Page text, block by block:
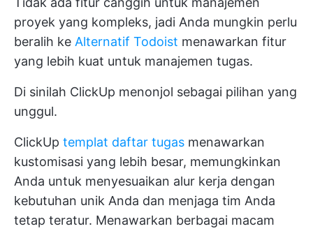
proyek yang kompleks, jadi Anda mungkin perlu
beralih ke Alternatif Todoist menawarkan fitur
yang lebih kuat untuk manajemen tugas.
Di sinilah ClickUp menonjol sebagai pilihan yang
unggul.
ClickUp templat daftar tugas menawarkan
kustomisasi yang lebih besar, memungkinkan
Anda untuk menyesuaikan alur kerja dengan
kebutuhan unik Anda dan menjaga tim Anda
tetap teratur. Menawarkan berbagai macam